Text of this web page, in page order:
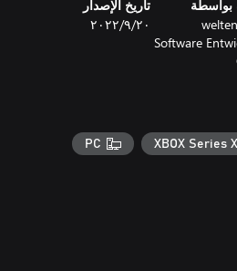
بواسطة
Software
تاريخ الإصدار
٢٠‏/٩‏/٢٠٢٢
XBOX Series
PC